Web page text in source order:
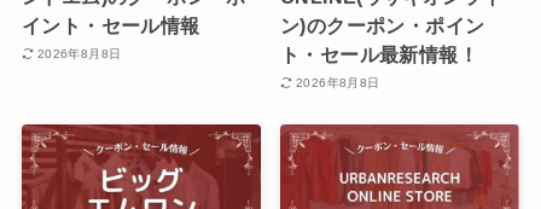
イント・セール情報
2026年8月8日
ン)のクーポン・ポイン
ト・セール最新情報！
2026年8月8日